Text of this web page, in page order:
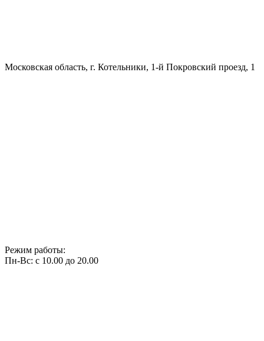
Московская область, г. Котельники, 1-й Покровский проезд, 1
Режим работы:
Пн-Вс: с 10.00 до 20.00